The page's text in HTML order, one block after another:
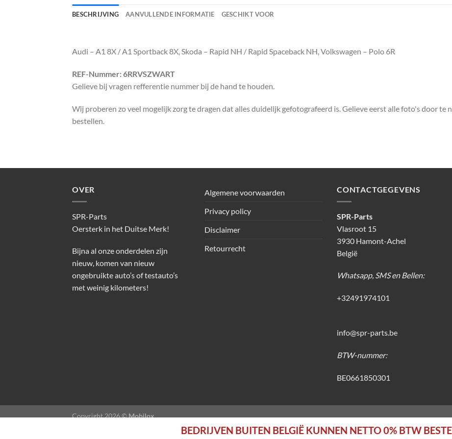
BESCHRIJVING AANVULLENDE INFORMATIE GESCHIKT VOOR
Audi – A1 8X / A1 Sportback 8X, Skoda – Rapid NH / Rapid Spaceback NH, Volkswagen – Polo 6R
REF-Nummer: 6RRVSZWART
Gelieve bij vragen refferentie nummer bij de hand te houden.
Wij proberen zo veel mogelijk zorg te dragen dat alles duidelijk gefotografeerd is. Gelieve eerst alle foto's door te
bestellen.
OVER
SPR-Parts
Oersterk in het Duitse Merk!
Bijna al onze onderdelen zijn
nieuw, komen van nieuw
ongebruikte auto’s of testauto’s
met weinig kilometers!
Algemene voorwaarden
Privacy policy
Disclaimer
Retourrecht
CONTACTGEGEVENS
SPR-Parts
Vlasroot 15
3930 Hamont-Achel
België
Whatsapp, SMS en Bellen:
+32491974101
info@spr-parts.be
BTW-nummer:
BE0661850301
Copyright 2026 ©Mobilox
BEDRIJVEN BUITEN BELGIË KUNNEN NETTO 0% BTW